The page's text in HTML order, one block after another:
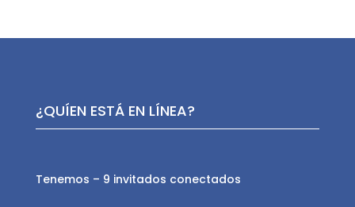
¿QUÍEN ESTÁ EN LÍNEA?
Tenemos – 9 invitados conectados